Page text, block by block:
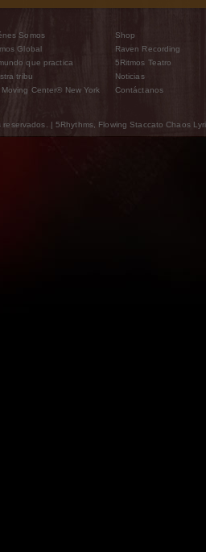
Somos
Global
que practica
tribu
Center® New York
Shop
Raven Recording
5Ritmos Teatro
Noticias
Contáctanos
| 5Rhythms, Flowing Staccato Chaos